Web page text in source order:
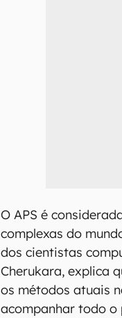
O APS é
complexas do
dos cientistas
Cherukara, explica
os métodos atuais
acompanhar todo o